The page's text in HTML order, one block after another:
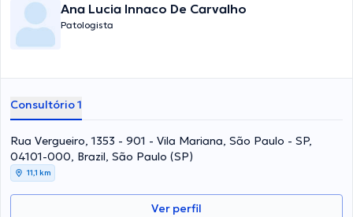
Ana Lucia Innaco De Carvalho
Patologista
Consultório 1
Rua Vergueiro, 1353 - 901 - Vila Mariana, São Paulo - SP,
04101-000, Brazil, São Paulo (SP)
11,1 km
Ver perfil